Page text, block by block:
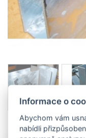
Informace o
Abychom vám
nabídli